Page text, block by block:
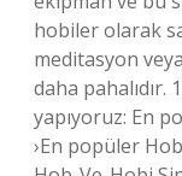
hobiler olarak
meditasyon
daha pahalıdır.
yapıyoruz: En
›En popüler